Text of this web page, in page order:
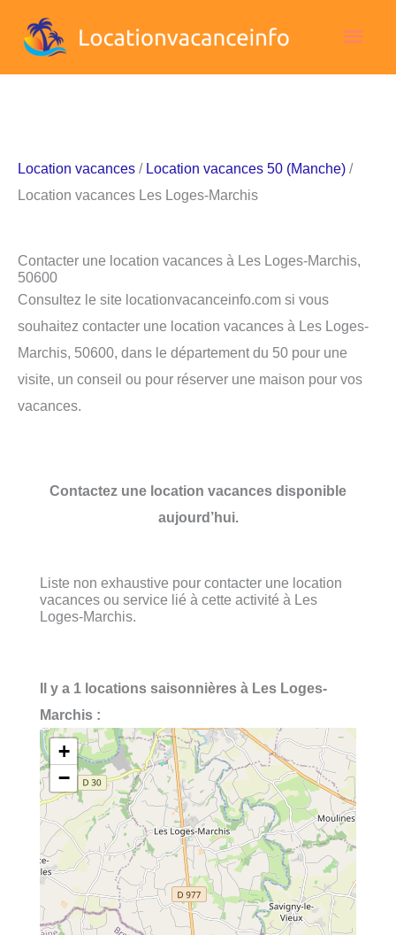
Location vacances / Location vacances 50 (Manche) /
Location vacances Les Loges-Marchis
Contacter une location vacances à Les Loges-Marchis,
50600
Consultez le site locationvacanceinfo.com si vous
souhaitez contacter une location vacances à Les Loges-
Marchis, 50600, dans le département du 50 pour une
visite, un conseil ou pour réserver une maison pour vos
vacances.
Contactez une location vacances disponible
aujourd’hui.
Liste non exhaustive pour contacter une location
vacances ou service lié à cette activité à Les
Loges-Marchis.
Il y a 1 locations saisonnières à Les Loges-
Marchis :
+
−